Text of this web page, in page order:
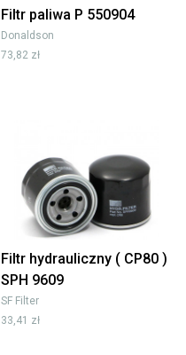
Filtr paliwa P 550904
Donaldson
73,82 zł
Filtr hydrauliczny ( CP80 )
SPH 9609
SF Filter
33,41 zł